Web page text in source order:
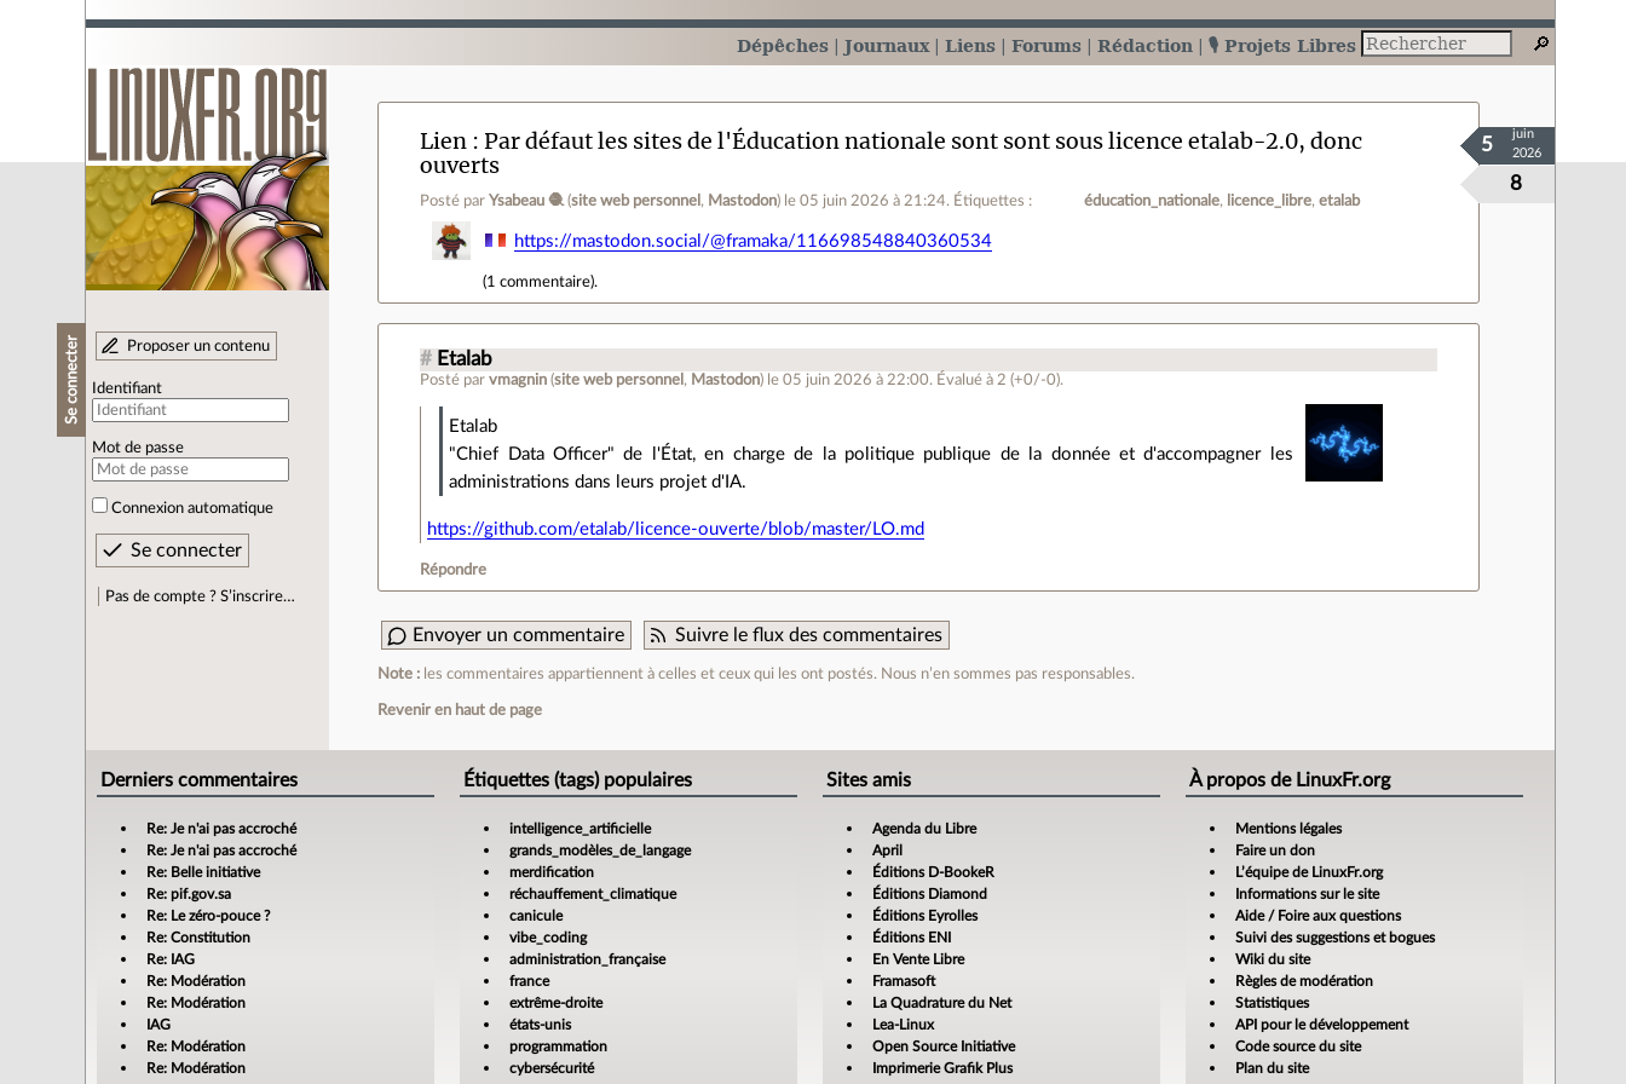
Dépêches Journaux Liens Forums Rédaction 🎙️ Projets Libres
Se connecter Proposer un contenu
Identifiant
Mot de passe
Connexion automatique
Pas de compte ? S’inscrire…
Lien
Par défaut les sites de l'Éducation nationale sont sont sous licence etalab-2.0, donc
ouverts
Posté parYsabeau 🧶 (site web personnel , Mastodon) le 05 juin 2026 à 21:24. Étiquettes : éducation_nationale licence_libre etalab
8
5
juin
2026
https://mastodon.social/@framaka/116698548840360534
(1 commentaire).
# Etalab
Posté parvmagnin (site web personnel , Mastodon) le 05 juin 2026 à 22:00. Évalué à 2 (+0/-0).
Etalab
"Chief Data Officer" de l'État, en charge de la politique publique de la donnée et d'accompagner les
administrations dans leurs projet d'IA.
https://github.com/etalab/licence-ouverte/blob/master/LO.md
Répondre
Envoyer un commentaire Suivre le flux des commentaires
Note : les commentaires appartiennent à celles et ceux qui les ont postés. Nous n’en sommes pas responsables.
Revenir en haut de page
Derniers commentaires
Re: Je n'ai pas accroché
Re: Je n'ai pas accroché
Re: Belle initiative
Re: pif.gov.sa
Re: Le zéro-pouce ?
Re: Constitution
Re: IAG
Re: Modération
Re: Modération
IAG
Re: Modération
Re: Modération
Étiquettes (tags) populaires
intelligence_artificielle
grands_modèles_de_langage
merdification
réchauffement_climatique
canicule
vibe_coding
administration_française
france
extrême-droite
états-unis
programmation
cybersécurité
Sites amis
Agenda du Libre
April
Éditions D-BookeR
Éditions Diamond
Éditions Eyrolles
Éditions ENI
En Vente Libre
Framasoft
La Quadrature du Net
Lea-Linux
Open Source Initiative
Imprimerie Grafik Plus
À propos de LinuxFr.org
Mentions légales
Faire un don
L’équipe de LinuxFr.org
Informations sur le site
Aide / Foire aux questions
Suivi des suggestions et bogues
Wiki du site
Règles de modération
Statistiques
API pour le développement
Code source du site
Plan du site